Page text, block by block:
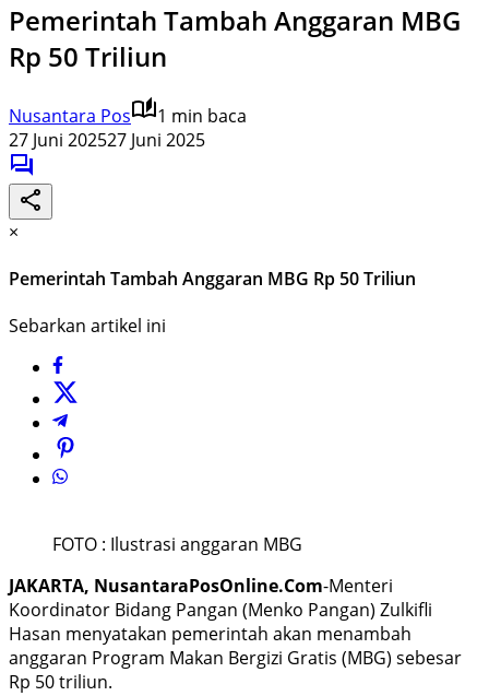
Pemerintah Tambah Anggaran MBG
Rp 50 Triliun
Nusantara Pos
1 min baca
27 Juni 202527 Juni 2025
×
Pemerintah Tambah Anggaran MBG Rp 50 Triliun
Sebarkan artikel ini
FOTO : Ilustrasi anggaran MBG
JAKARTA, NusantaraPosOnline.Com-Menteri
Koordinator Bidang Pangan (Menko Pangan) Zulkifli
Hasan menyatakan pemerintah akan menambah
anggaran Program Makan Bergizi Gratis (MBG) sebesar
Rp 50 triliun.